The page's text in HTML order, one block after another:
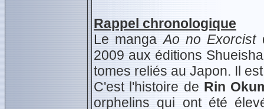
Rappel chronologique
Le mangaAo no Exorcist
2009 aux éditions
tomes reliés au Japon. Il
C'est l'histoire de Rin
orphelins qui ont été